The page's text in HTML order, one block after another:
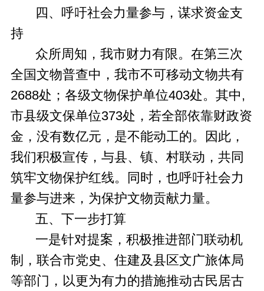
四、呼吁社会力量参与，谋求资金支
持
众所周知，我市财力有限。在第三次
全国文物普查中，我市不可移动文物共有
2688处；各级文物保护单位403处。其中,
市县级文保单位373处，若全部依靠财政资
金，没有数亿元，是不能动工的。因此，
我们积极宣传，与县、镇、村联动，共同
筑牢文物保护红线。同时，也呼吁社会力
量参与进来，为保护文物贡献力量。
五、下一步打算
一是针对提案，积极推进部门联动机
制，联合市党史、住建及县区文广旅体局
等部门，以更为有力的措施推动古民居古